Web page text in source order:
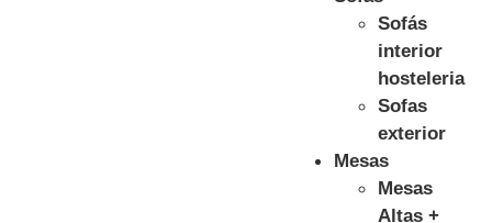
Sofás
interior
hosteleria
Sofas
exterior
Mesas
Mesas
Altas +